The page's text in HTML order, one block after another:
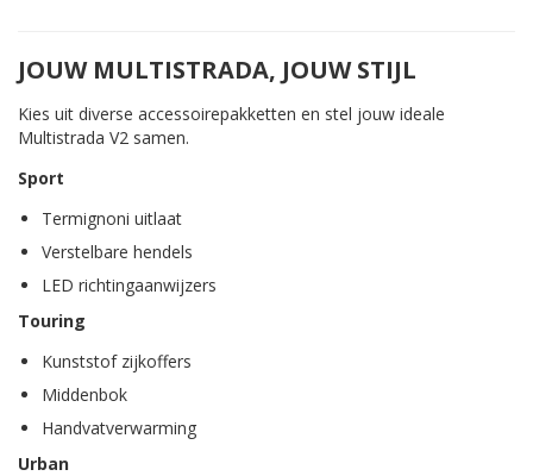
JOUW MULTISTRADA, JOUW STIJL
Kies uit diverse accessoirepakketten en stel jouw ideale
Multistrada V2 samen.
Sport
Termignoni uitlaat
Verstelbare hendels
LED richtingaanwijzers
Touring
Kunststof zijkoffers
Middenbok
Handvatverwarming
Urban